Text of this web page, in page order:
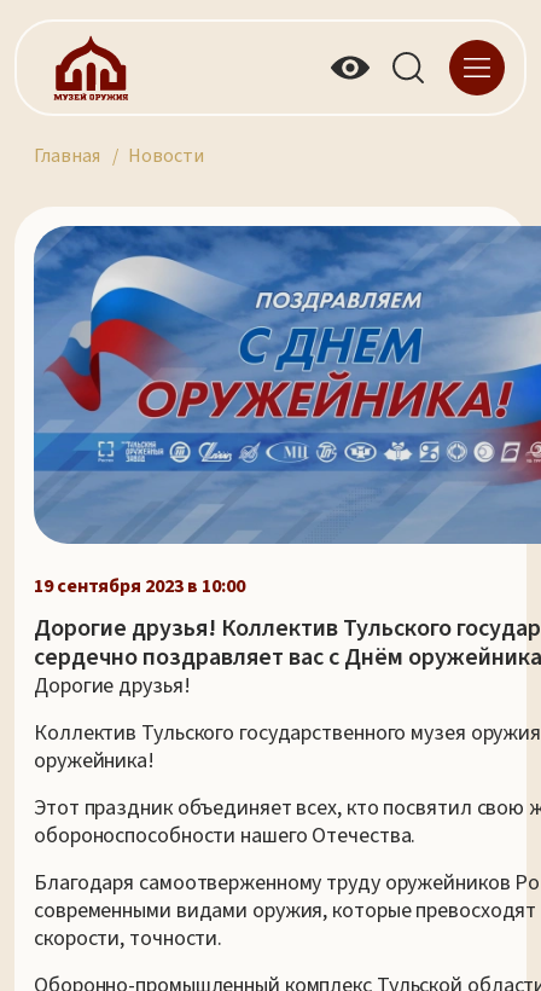
Главная Новости
19 сентября 2023 в 10:00
Дорогие друзья! Коллектив Тульского
сердечно поздравляет вас с Днём
Дорогие друзья!
Коллектив Тульского государственного музея
оружейника!
Этот праздник объединяет всех, кто посвятил свою
обороноспособности нашего Отечества.
Благодаря самоотверженному труду оружейников
современными видами оружия, которые
скорости, точности.